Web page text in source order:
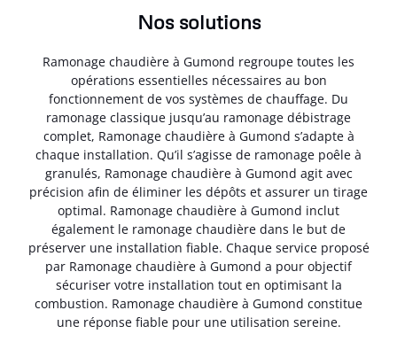
Nos solutions
Ramonage chaudière à Gumond regroupe toutes les
opérations essentielles nécessaires au bon
fonctionnement de vos systèmes de chauffage. Du
ramonage classique jusqu’au ramonage débistrage
complet, Ramonage chaudière à Gumond s’adapte à
chaque installation. Qu’il s’agisse de ramonage poêle à
granulés, Ramonage chaudière à Gumond agit avec
précision afin de éliminer les dépôts et assurer un tirage
optimal. Ramonage chaudière à Gumond inclut
également le ramonage chaudière dans le but de
préserver une installation fiable. Chaque service proposé
par Ramonage chaudière à Gumond a pour objectif
sécuriser votre installation tout en optimisant la
combustion. Ramonage chaudière à Gumond constitue
une réponse fiable pour une utilisation sereine.